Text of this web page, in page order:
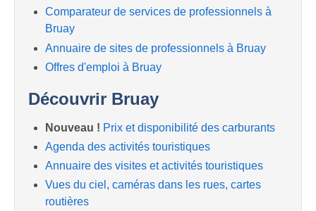
Comparateur de services de professionnels à
Bruay
Annuaire de sites de professionnels à Bruay
Offres d'emploi à Bruay
Découvrir Bruay
Nouveau ! Prix et disponibilité des carburants
Agenda des activités touristiques
Annuaire des visites et activités touristiques
Vues du ciel, caméras dans les rues, cartes
routières